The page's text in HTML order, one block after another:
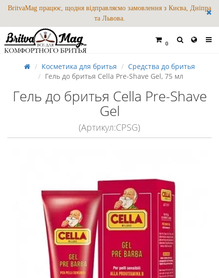
BritvaMag працює, щодня відправляємо замовлення з Києва, Дніпра
та Львова.
0
Косметика для бритья
Средства до бритья
Гель до бритья Cella Pre-Shave Gel, 75 мл
Гель до бритья Cella Pre-Shave
Gel
(Артикул:CPSG)